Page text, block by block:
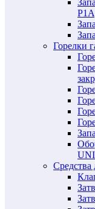
Горелки
Средства